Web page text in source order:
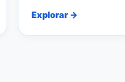
Explorar →